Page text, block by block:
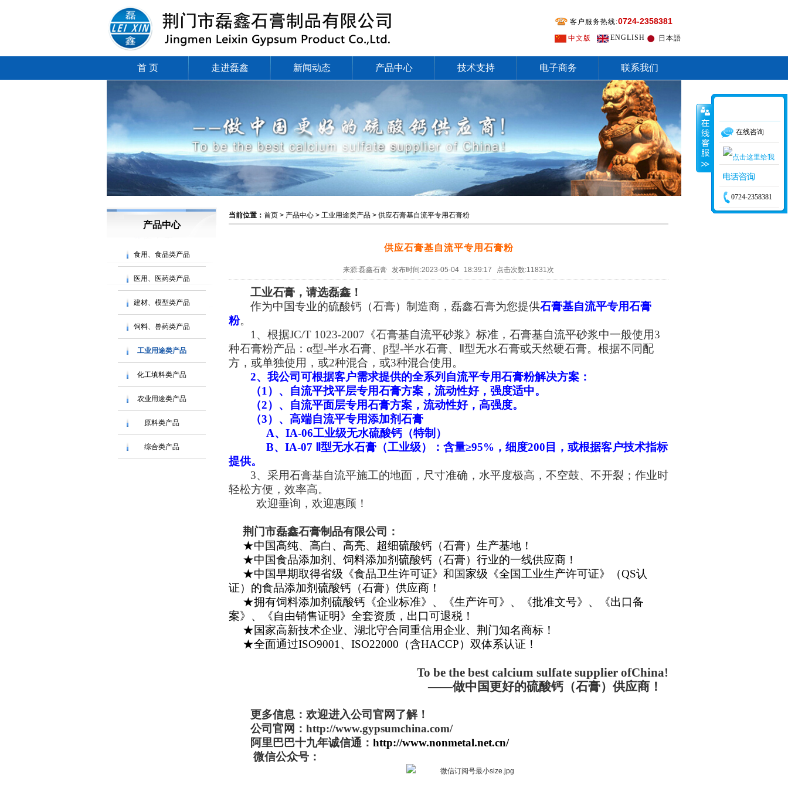
客户服务热线:0724-2358381
中文版 ENGLISH 日本語
首 页 走进磊鑫 新闻动态 产品中心 技术支持 电子商务 联系我们
产品中心
食用、食品类产品
医用、医药类产品
建材、模型类产品
饲料、兽药类产品
工业用途类产品
化工填料类产品
农业用途类产品
原料类产品
综合类产品
当前位置： 首页 > 产品中心 > 工业用途类产品 > 供应石膏基自流平专用石膏粉
供应石膏基自流平专用石膏粉
来源:磊鑫石膏 发布时间:2023-05-04 18:39:17 点击次数:11831次
工业石膏，请选磊鑫！
作为中国专业的硫酸钙（石膏）制造商，磊鑫石膏为您提供石膏基自流平专用石膏
粉。
1 、根据JC/T 1023-2007《石膏基自流平砂浆》标准，石膏基自流平砂浆中一般使用3
种石膏粉产品：α型-半水石膏、β型-半水石膏、 Ⅱ型无水石膏或天然硬石膏。根据不同配
方，或单独使用，或2种混合，或3种混合使用。
2、我公司可根据客户需求提供的全系列自流平专用石膏粉解决方案：
（1）、自流平找平层专用石膏方案，流动性好，强度适中。
（2）、自流平面层专用石膏方案，流动性好，高强度。
（3）、高端自流平专用添加剂石膏
A、IA-06工业级无水硫酸钙（特制）
B、IA-07 Ⅱ型无水石膏（工业级）：含量≥95%，细度200目，或根据客户技术指标
提供。
3、采用石膏基自流平施工的地面，尺寸准确，水平度极高，不空鼓、不开裂；作业时
轻松方便，效率高。
欢迎垂询，欢迎惠顾！
荆门市磊鑫石膏制品有限公司：
★中国高纯、高白、高亮、超细硫酸钙（石膏）生产基地！
★中国食品添加剂、饲料添加剂硫酸钙（石膏）行业的一线供应商！
★中国早期取得省级《食品卫生许可证》和国家级《全国工业生产许可证》（QS认
证）的食品添加剂硫酸钙（石膏）供应商！
★拥有饲料添加剂硫酸钙《企业标准》、《生产许可》、《批准文号》、《出口备
案》、《自由销售证明》全套资质，出口可退税！
★国家高新技术企业、湖北守合同重信用企业、荆门知名商标！
★全面通过ISO9001、ISO22000（含HACCP）双体系认证！
To be the best calcium sulfate supplier ofChina!
——做中国更好的硫酸钙（石膏）供应商！
更多信息：欢迎进入公司官网了解！
公司官网：http://www.gypsumchina.com/
阿里巴巴十九年诚信通： http://www.nonmetal.net.cn/
微信公众号：
在线咨询
0724-2358381